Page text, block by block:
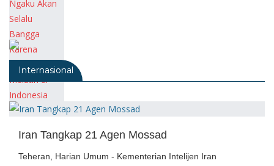
Internasional
Iran Tangkap 21 Agen Mossad
Teheran, Harian Umum - Kementerian Intelijen Iran